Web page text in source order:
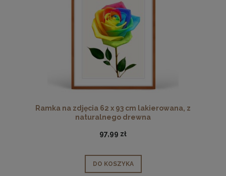
Ramka na zdjęcia 62 x 93 cm lakierowana, z
naturalnego drewna
97,99 zł
DO KOSZYKA